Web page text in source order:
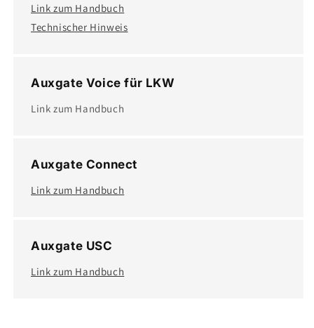
Link zum Handbuch
Technischer Hinweis
Auxgate Voice für LKW
Link zum Handbuch
Auxgate Connect
Link zum Handbuch
Auxgate USC
Link zum Handbuch